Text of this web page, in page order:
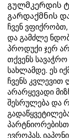
გულმკერდის
გარდაქმნის
ჩვენ
და გამძლე
პროდუქი ჯერ
თქვენს
სახლამდე. ეს
ჩვენს
არარყევადი
შესრულება და
ევროპას,